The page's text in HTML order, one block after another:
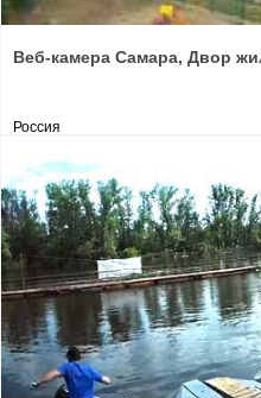
Веб-камера Самара, Двор
Россия